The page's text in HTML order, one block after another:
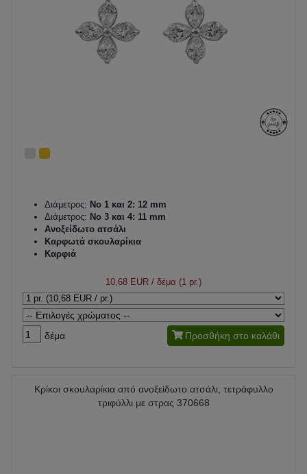
Διάμετρος: Νο 1 και 2: 12 mm
Διάμετρος: Νο 3 και 4: 11 mm
Ανοξείδωτο ατσάλι
Καρφωτά σκουλαρίκια
Καρφιά
10,68 EUR / δέμα (1 pr.)
δέμα Προσθήκη στο καλάθι
Κρίκοι σκουλαρίκια από ανοξείδωτο ατσάλι, τετράφυλλο
τριφύλλι με στρας 370668